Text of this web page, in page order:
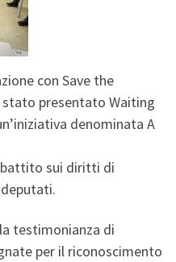
con Save the
stato presentato Waiting
denominata A
sui diritti di
testimonianza di
per il riconoscimento